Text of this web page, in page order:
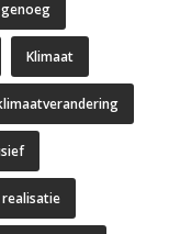
genoeg
Klimaat
realisatie